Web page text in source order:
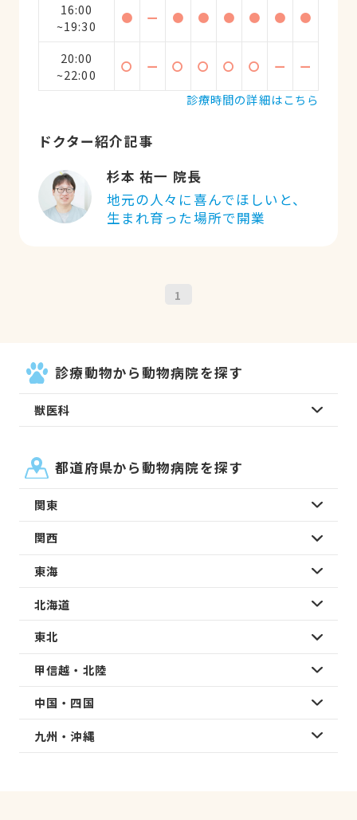
16:00
~19:30
● ー ● ● ● ● ● ●
20:00
~22:00
〇 ー 〇 〇 〇 〇 ー
ー
診療時間の詳細はこちら
ドクター紹介記事
杉本 祐一 院長
地元の人々に喜んでほしいと、
生まれ育った場所で開業
1
診療動物から動物病院を探す
獣医科
都道府県から動物病院を探す
関東
関西
東海
北海道
東北
甲信越・北陸
中国・四国
九州・沖縄